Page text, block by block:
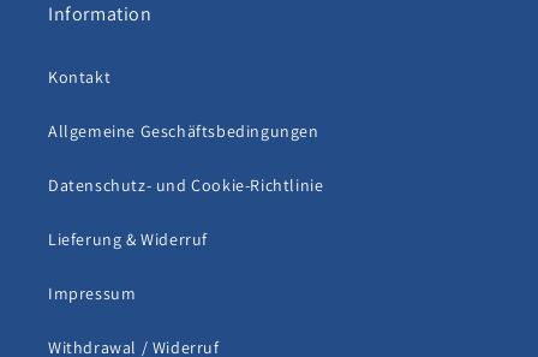
Information
Kontakt
Allgemeine Geschäftsbedingungen
Datenschutz- und Cookie-Richtlinie
Lieferung & Widerruf
Impressum
Withdrawal / Widerruf